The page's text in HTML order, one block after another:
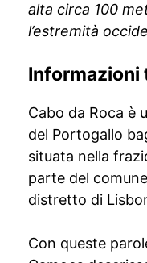
alta circa 100
l’estremità
Cabo da Roca è
del Portogallo
situata nella
parte del
distretto di
Con queste